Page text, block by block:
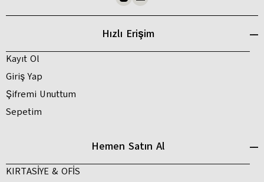
Hızlı Erişim
Kayıt Ol
Giriş Yap
Şifremi Unuttum
Sepetim
Hemen Satın Al
KIRTASİYE & OFİS